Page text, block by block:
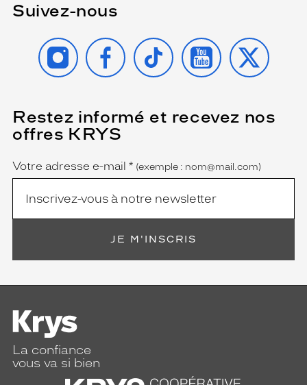
Suivez-nous
INSTAGRAMFACEBOOK
TIKTOK YOUTUBE
X
Restez informé et recevez nos
offres KRYS
Name
Votre adresse e-mail *
(Ce
champ
est
(exemple : nom@mail.com)
JE M'INSCRIS
La confiance
vous va si bien